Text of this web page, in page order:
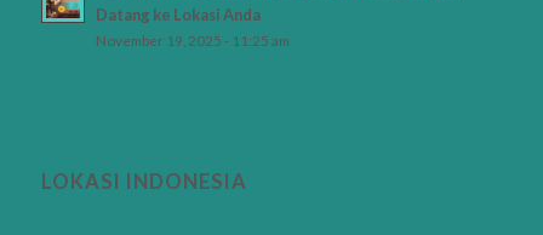
Datang ke Lokasi Anda
November 19, 2025 - 11:25 am
LOKASI INDONESIA